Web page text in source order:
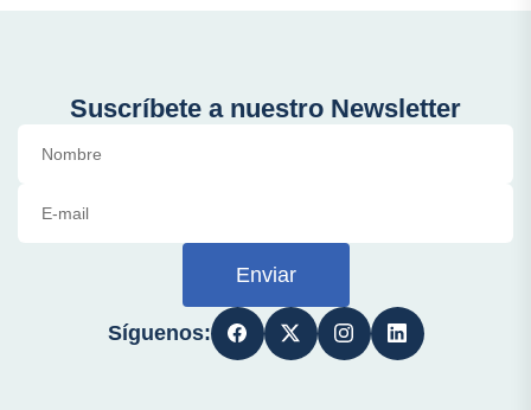
Suscríbete a nuestro Newsletter
Enviar
Síguenos: